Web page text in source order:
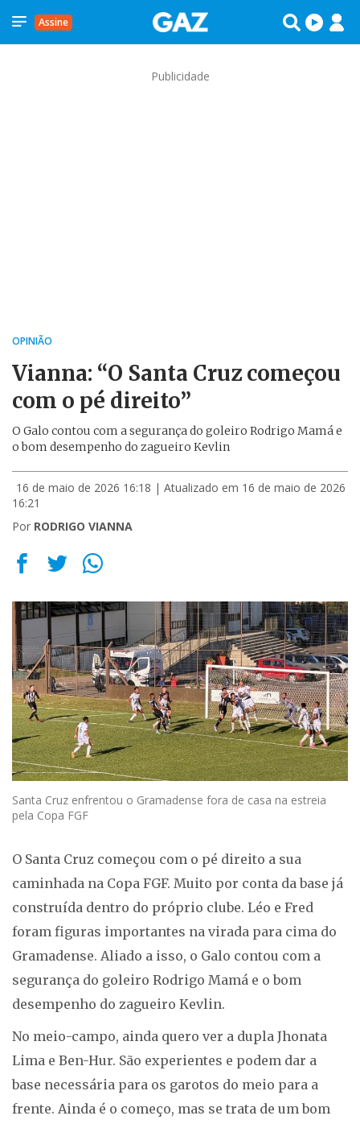
Assine
Publicidade
OPINIÃO
Vianna: “O Santa Cruz começou
com o pé direito”
O Galo contou com a segurança do goleiro Rodrigo Mamá e
o bom desempenho do zagueiro Kevlin
16 de maio de 2026 16:18 | Atualizado em 16 de maio de 2026
16:21
Por RODRIGO VIANNA
Santa Cruz enfrentou o Gramadense fora de casa na estreia
pela Copa FGF
O Santa Cruz começou com o pé direito a sua
caminhada na Copa FGF. Muito por conta da base já
construída dentro do próprio clube. Léo e Fred
foram figuras importantes na virada para cima do
Gramadense. Aliado a isso, o Galo contou com a
segurança do goleiro Rodrigo Mamá e o bom
desempenho do zagueiro Kevlin.
No meio-campo, ainda quero ver a dupla Jhonata
Lima e Ben-Hur. São experientes e podem dar a
base necessária para os garotos do meio para a
frente. Ainda é o começo, mas se trata de um bom